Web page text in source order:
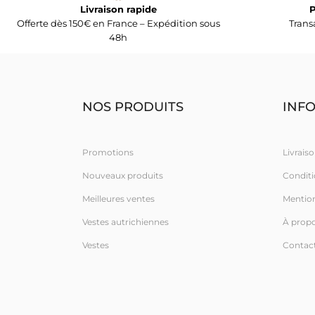
Livraison rapide
Offerte dès 150€ en France – Expédition sous
48h
NOS PRODUITS
Promotions
Nouveaux produits
Meilleures ventes
Vestes autrichiennes
Vestes
À